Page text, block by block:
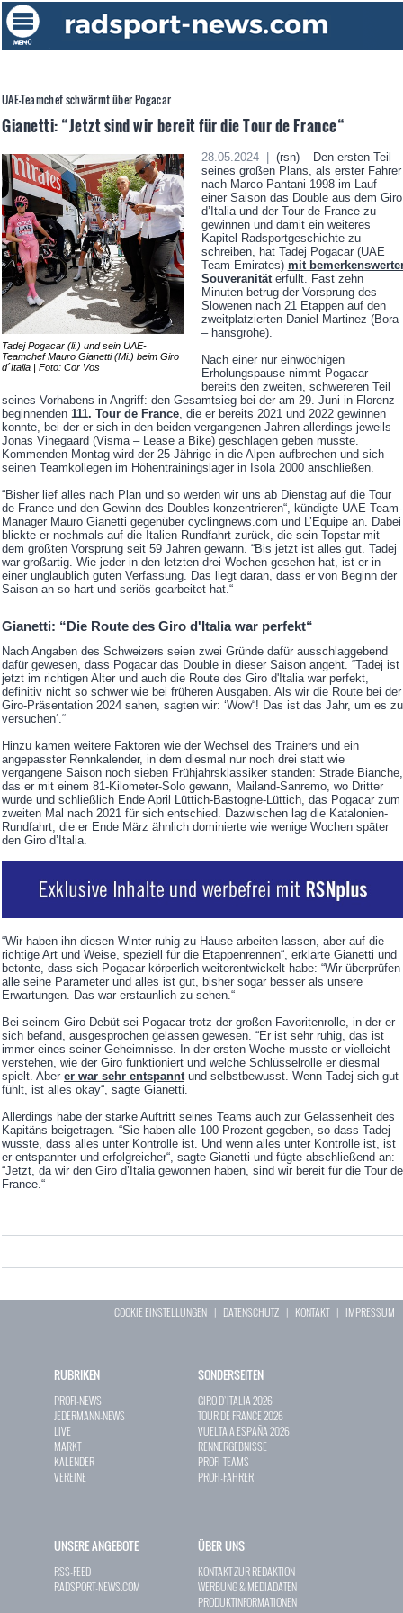
UAE-Teamchef schwärmt über Pogacar
Gianetti: “Jetzt sind wir bereit für die Tour de France“
Tadej Pogacar (li.) und sein UAE-
Teamchef Mauro Gianetti (Mi.) beim Giro
d´Italia | Foto: Cor Vos
28.05.2024 |
(rsn) – Den ersten Teil
seines großen Plans, als erster Fahrer
nach Marco Pantani 1998 im Lauf
einer Saison das Double aus dem Giro
d’Italia und der Tour de France zu
gewinnen und damit ein weiteres
Kapitel Radsportgeschichte zu
schreiben, hat Tadej Pogacar (UAE
Team Emirates) mit
Souveranitäterfüllt. Fast zehn
Minuten betrug der Vorsprung des
Slowenen nach 21 Etappen auf den
zweitplatzierten Daniel Martinez (Bora
– hansgrohe).
Nach einer nur einwöchigen
Erholungspause nimmt Pogacar
bereits den zweiten, schwereren Teil
seines Vorhabens in Angriff: den Gesamtsieg bei der am 29. Juni in Florenz
beginnenden 111. Tour de France, die er bereits 2021 und 2022 gewinnen
konnte, bei der er sich in den beiden vergangenen Jahren allerdings jeweils
Jonas Vinegaard (Visma – Lease a Bike) geschlagen geben musste.
Kommenden Montag wird der 25-Jährige in die Alpen aufbrechen und sich
seinen Teamkollegen im Höhentrainingslager in Isola 2000 anschließen.
“Bisher lief alles nach Plan und so werden wir uns ab Dienstag auf die Tour
de France und den Gewinn des Doubles konzentrieren“, kündigte UAE-Team-
Manager Mauro Gianetti gegenüber cyclingnews.com und L’Equipe an. Dabei
blickte er nochmals auf die Italien-Rundfahrt zurück, die sein Topstar mit
dem größten Vorsprung seit 59 Jahren gewann. “Bis jetzt ist alles gut. Tadej
war großartig. Wie jeder in den letzten drei Wochen gesehen hat, ist er in
einer unglaublich guten Verfassung. Das liegt daran, dass er von Beginn der
Saison an so hart und seriös gearbeitet hat.“
Gianetti: “Die Route des Giro d'Italia war perfekt“
Nach Angaben des Schweizers seien zwei Gründe dafür ausschlaggebend
dafür gewesen, dass Pogacar das Double in dieser Saison angeht. “Tadej ist
jetzt im richtigen Alter und auch die Route des Giro d'Italia war perfekt,
definitiv nicht so schwer wie bei früheren Ausgaben. Als wir die Route bei der
Giro-Präsentation 2024 sahen, sagten wir: ‘Wow“! Das ist das Jahr, um es zu
versuchen‘.“
Hinzu kamen weitere Faktoren wie der Wechsel des Trainers und ein
angepasster Rennkalender, in dem diesmal nur noch drei statt wie
vergangene Saison noch sieben Frühjahrsklassiker standen: Strade Bianche,
das er mit einem 81-Kilometer-Solo gewann, Mailand-Sanremo, wo Dritter
wurde und schließlich Ende April Lüttich-Bastogne-Lüttich, das Pogacar zum
zweiten Mal nach 2021 für sich entschied. Dazwischen lag die Katalonien-
Rundfahrt, die er Ende März ähnlich dominierte wie wenige Wochen später
den Giro d’Italia.
“Wir haben ihn diesen Winter ruhig zu Hause arbeiten lassen, aber auf die
richtige Art und Weise, speziell für die Etappenrennen“, erklärte Gianetti und
betonte, dass sich Pogacar körperlich weiterentwickelt habe: “Wir überprüfen
alle seine Parameter und alles ist gut, bisher sogar besser als unsere
Erwartungen. Das war erstaunlich zu sehen.“
Bei seinem Giro-Debüt sei Pogacar trotz der großen Favoritenrolle, in der er
sich befand, ausgesprochen gelassen gewesen. “Er ist sehr ruhig, das ist
immer eines seiner Geheimnisse. In der ersten Woche musste er vielleicht
verstehen, wie der Giro funktioniert und welche Schlüsselrolle er diesmal
spielt. Aber er war sehr entspanntund selbstbewusst. Wenn Tadej sich gut
fühlt, ist alles okay“, sagte Gianetti.
Allerdings habe der starke Auftritt seines Teams auch zur Gelassenheit des
Kapitäns beigetragen. “Sie haben alle 100 Prozent gegeben, so dass Tadej
wusste, dass alles unter Kontrolle ist. Und wenn alles unter Kontrolle ist, ist
er entspannter und erfolgreicher“, sagte Gianetti und fügte abschließend an:
“Jetzt, da wir den Giro d’Italia gewonnen haben, sind wir bereit für die Tour de
France.“
COOKIE EINSTELLUNGEN | DATENSCHUTZ | KONTAKT| IMPRESSUM
RUBRIKEN
PROFI-NEWS
JEDERMANN-NEWS
LIVE
MARKT
KALENDER
VEREINE
SONDERSEITEN
GIRO D`ITALIA 2026
TOUR DE FRANCE 2026
VUELTA A ESPAÑA 2026
RENNERGEBNISSE
PROFI-TEAMS
PROFI-FAHRER
UNSERE ANGEBOTE
RSS-FEED
RADSPORT-NEWS.COM
ÜBER UNS
KONTAKT ZUR REDAKTION
WERBUNG & MEDIADATEN
PRODUKTINFORMATIONEN